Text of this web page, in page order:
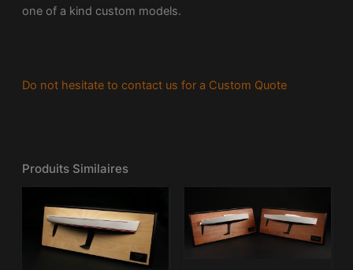
one of a kind custom models.
Do not hesitate to contact us for a Custom Quote
Produits Similaires